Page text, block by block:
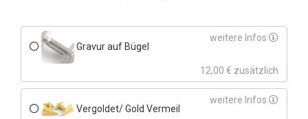
Gravur auf Bügel
weitere Infos
12,00 € zusätzlich
Vergoldet/ Gold Vermeil
weitere Infos